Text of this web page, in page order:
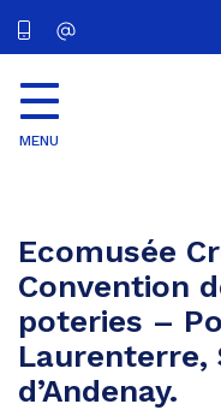
MENU
Ecomusée
Convention
poteries –
Laurenterre,
d’Andenay.